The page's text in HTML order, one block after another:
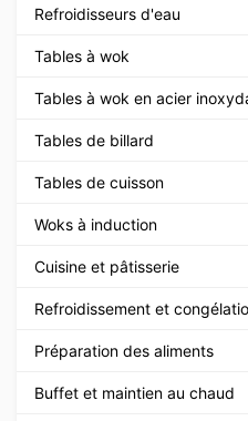
Refroidisseurs d'eau
Tables à wok
Tables à wok en acier
Tables de billard
Tables de cuisson
Woks à induction
Cuisine et pâtisserie
Refroidissement et
Préparation des aliments
Buffet et maintien au chaud